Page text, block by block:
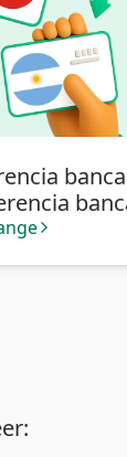
arrow_forward_ios